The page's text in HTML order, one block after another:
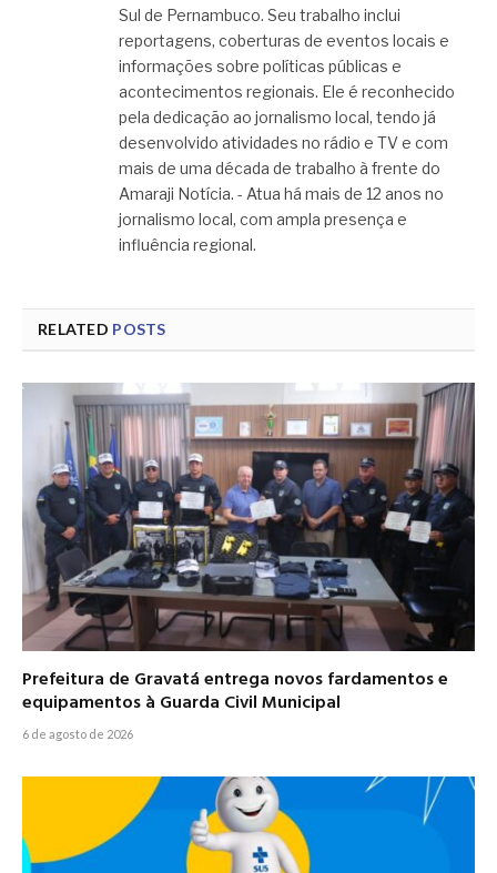
Sul de Pernambuco. Seu trabalho inclui
reportagens, coberturas de eventos locais e
informações sobre políticas públicas e
acontecimentos regionais. Ele é reconhecido
pela dedicação ao jornalismo local, tendo já
desenvolvido atividades no rádio e TV e com
mais de uma década de trabalho à frente do
Amaraji Notícia. - Atua há mais de 12 anos no
jornalismo local, com ampla presença e
influência regional.
RELATED POSTS
Prefeitura de Gravatá entrega novos fardamentos e
equipamentos à Guarda Civil Municipal
6 de agosto de 2026